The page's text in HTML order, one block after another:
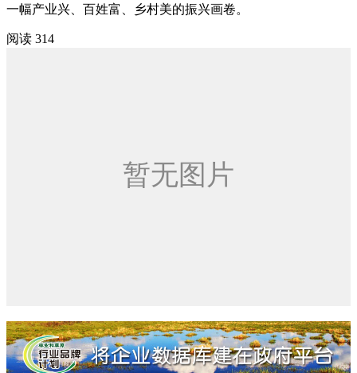
一幅产业兴、百姓富、乡村美的振兴画卷。
阅读 314